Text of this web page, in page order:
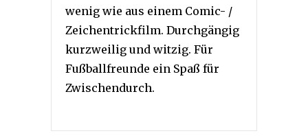
wenig wie aus einem Comic- /
Zeichentrickfilm. Durchgängig
kurzweilig und witzig. Für
Fußballfreunde ein Spaß für
Zwischendurch.